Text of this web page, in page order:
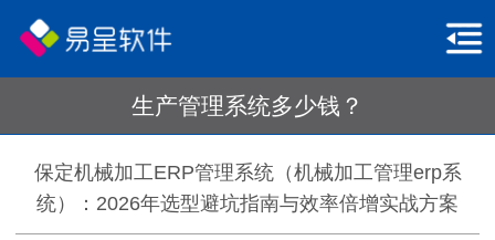
生产管理系统多少钱？
保定机械加工ERP管理系统（机械加工管理erp系
统）：2026年选型避坑指南与效率倍增实战方案